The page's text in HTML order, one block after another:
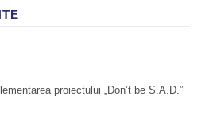
proiectului „Don’t be S.A.D.”